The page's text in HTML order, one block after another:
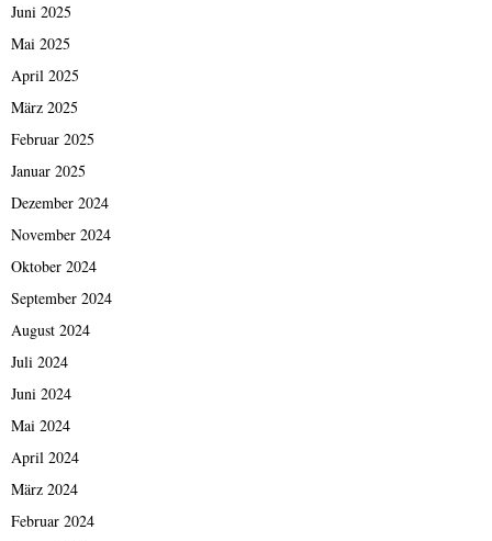
Juni 2025
Mai 2025
April 2025
März 2025
Februar 2025
Januar 2025
Dezember 2024
November 2024
Oktober 2024
September 2024
August 2024
Juli 2024
Juni 2024
Mai 2024
April 2024
März 2024
Februar 2024